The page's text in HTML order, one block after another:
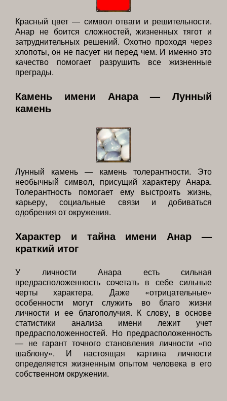
Красный цвет — символ отваги и решительности.
Анар не боится сложностей, жизненных тягот и
затруднительных решений. Охотно проходя через
хлопоты, он не пасует ни перед чем. И именно это
качество помогает разрушить все жизненные
преграды.
Камень имени Анара — Лунный
камень
Лунный камень — камень толерантности. Это
необычный символ, присущий характеру Анара.
Толерантность помогает ему выстроить жизнь,
карьеру, социальные связи и добиваться
одобрения от окружения.
Характер и тайна имени Анар —
краткий итог
У личности Анара есть сильная
предрасположенность сочетать в себе сильные
черты характера. Даже «отрицательные»
особенности могут служить во благо жизни
личности и ее благополучия. К слову, в основе
статистики анализа имени лежит учет
предрасположенностей. Но предрасположенность
— не гарант точного становления личности «по
шаблону». И настоящая картина личности
определяется жизненным опытом человека в его
собственном окружении.